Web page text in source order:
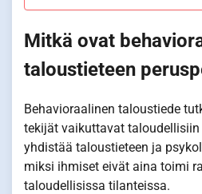
Mitkä ovat
taloustieteen
Behavioraalinen taloustiede
tekijät vaikuttavat taloudellisiin
yhdistää taloustieteen ja
miksi ihmiset eivät aina toimi
taloudellisissa tilanteissa.